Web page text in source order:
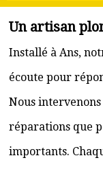
Un artisan
Installé à Ans,
écoute pour
Nous
réparations que
importants.